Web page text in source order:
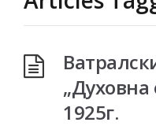
„Духовна
1925г.